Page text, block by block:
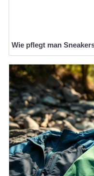
Wie pflegt man